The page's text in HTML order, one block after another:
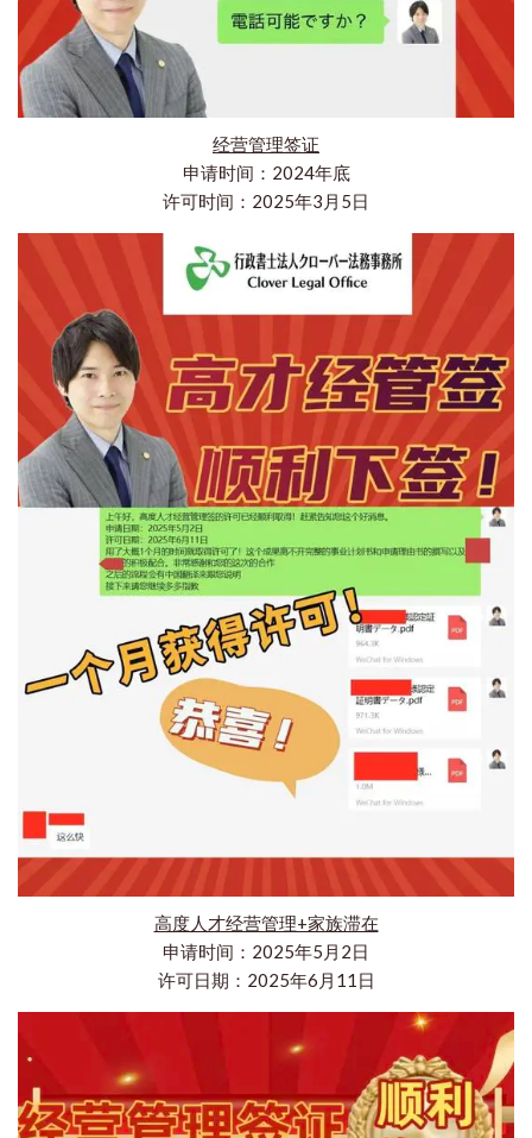
经营管理签证
申请时间：2024年底
许可时间：2025年3月5日
高度人才经营管理+家族滞在
申请时间：2025年5月2日
许可日期：2025年6月11日